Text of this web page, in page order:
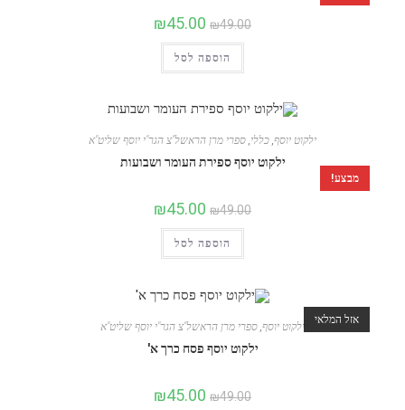
₪49.00
₪45.00
הוספה לסל
מבצע!
ילקוט יוסף, כללי, ספרי מרן הראשל"צ הגר"י יוסף שליט"א
ילקוט יוסף ספירת העומר ושבועות
₪49.00
₪45.00
הוספה לסל
אזל המלאי
ילקוט יוסף ספרי מרן הראשל"צ הגר"י יוסף שליט"א
ילקוט יוסף פסח כרך א'
₪49.00
₪45.00